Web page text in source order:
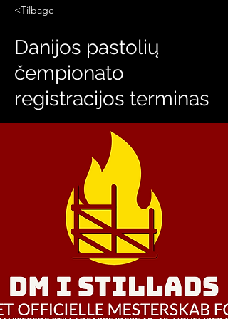
<Tilbage
Danijos pastolių
čempionato
registracijos terminas